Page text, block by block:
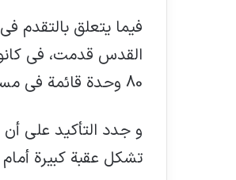
فيما يتعلق بالتقدم
80 وحدة قائمة في مستوطنة جيلو في القدس الشرقية المحتلة.
و جدد التأكيد على
تشكل عقبة كبيرة أمام